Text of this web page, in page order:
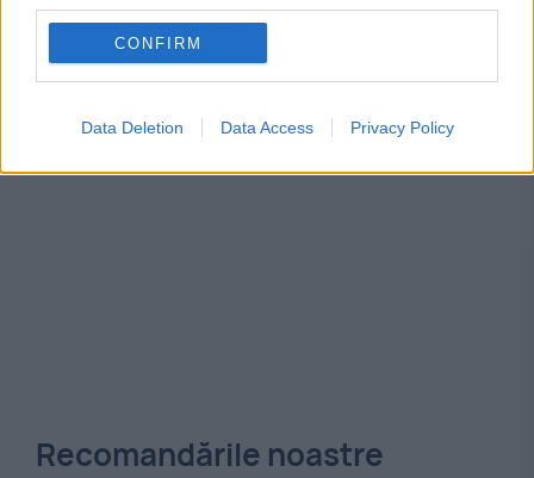
CONFIRM
Data Deletion Data Access Privacy Policy
Recomandările noastre